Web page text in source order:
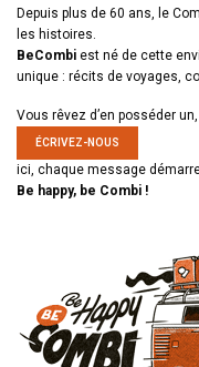
Depuis plus de 60 ans, le
les histoires.
BeCombi est né de cette
unique : récits de voyages,
Vous rêvez d’en posséder
ÉCRIVEZ-NOUS
ici, chaque message
Be happy, be Combi !